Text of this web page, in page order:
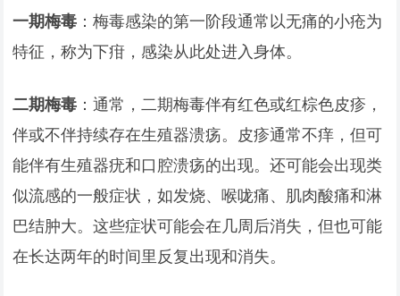
一期梅毒 ：梅毒感染的第一阶段通常以无痛的小疮为
特征，称为下疳，感染从此处进入身体。
二期梅毒 ：通常，二期梅毒伴有红色或红棕色皮疹，
伴或不伴持续存在生殖器溃疡。皮疹通常不痒，但可
能伴有生殖器疣和口腔溃疡的出现。还可能会出现类
似流感的一般症状，如发烧、喉咙痛、肌肉酸痛和淋
巴结肿大。这些症状可能会在几周后消失，但也可能
在长达两年的时间里反复出现和消失。